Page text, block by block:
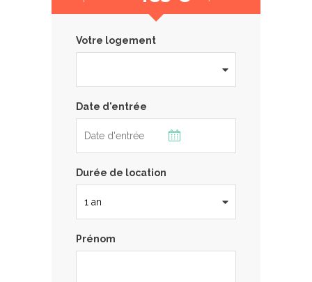
Votre logement
Date d'entrée
Durée de location
Prénom